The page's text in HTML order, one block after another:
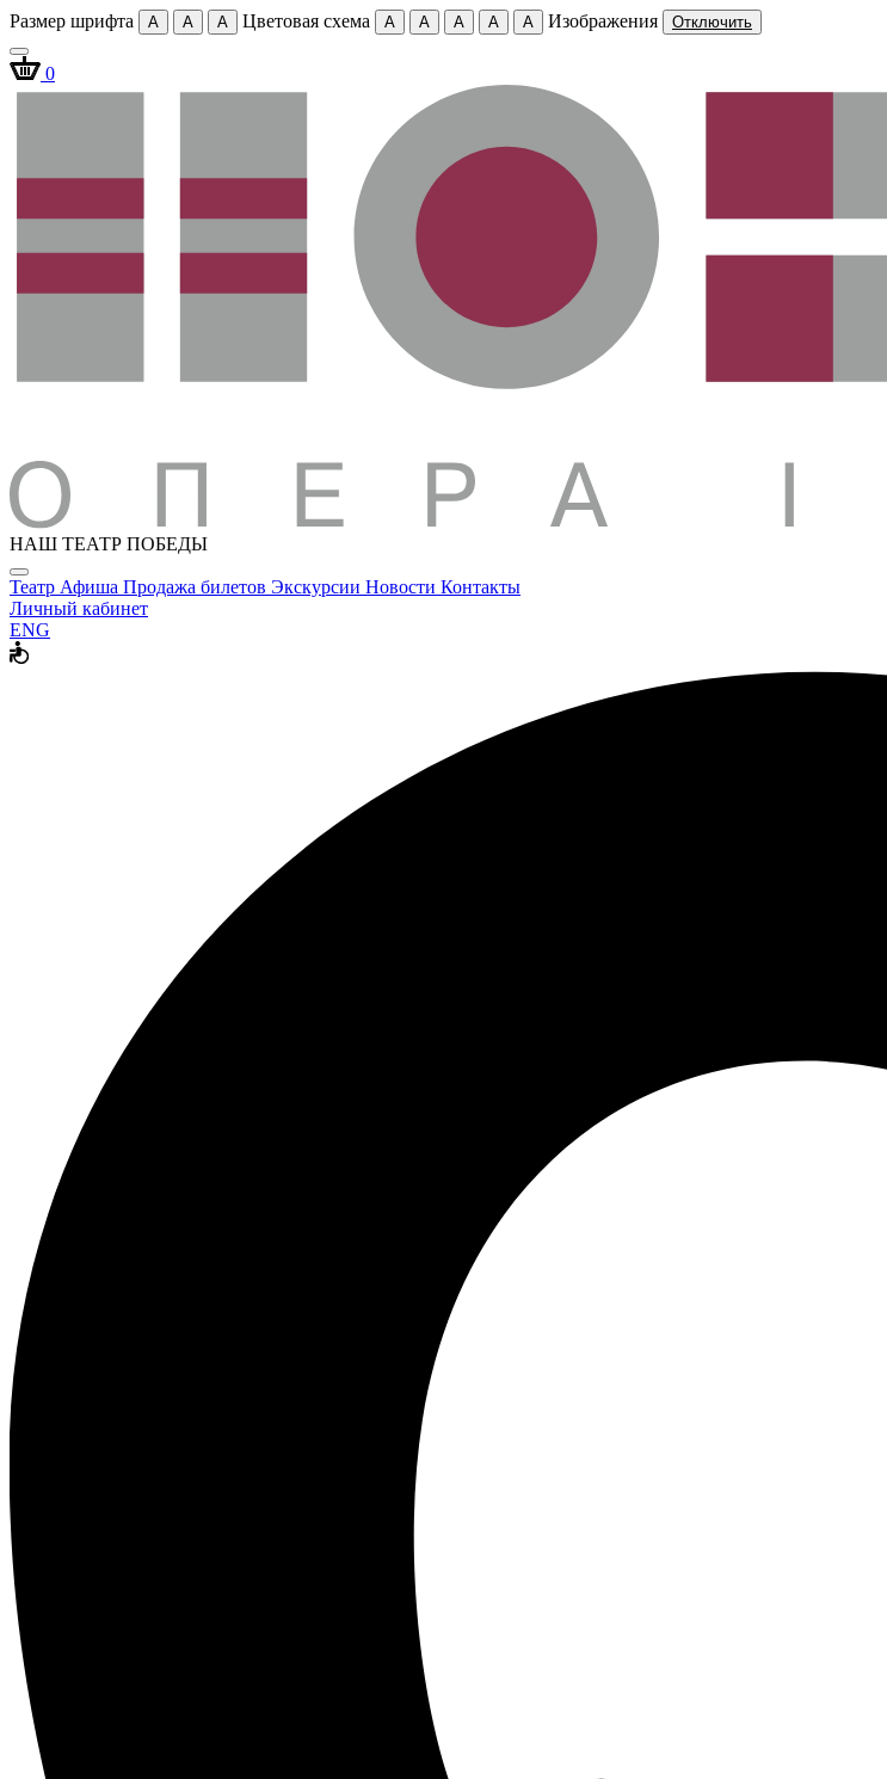
Размер шрифта A A A Цветовая схема A A A A A Изображения Отключить
0
НАШ ТЕАТР ПОБЕДЫ
Театр Афиша Продажа билетов Экскурсии Новости Контакты
Личный кабинет
ENG